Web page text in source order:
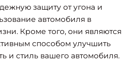
защиту от угона и
автомобиля в
Кроме того, они являются
способом улучшить
и стиль вашего автомобиля.